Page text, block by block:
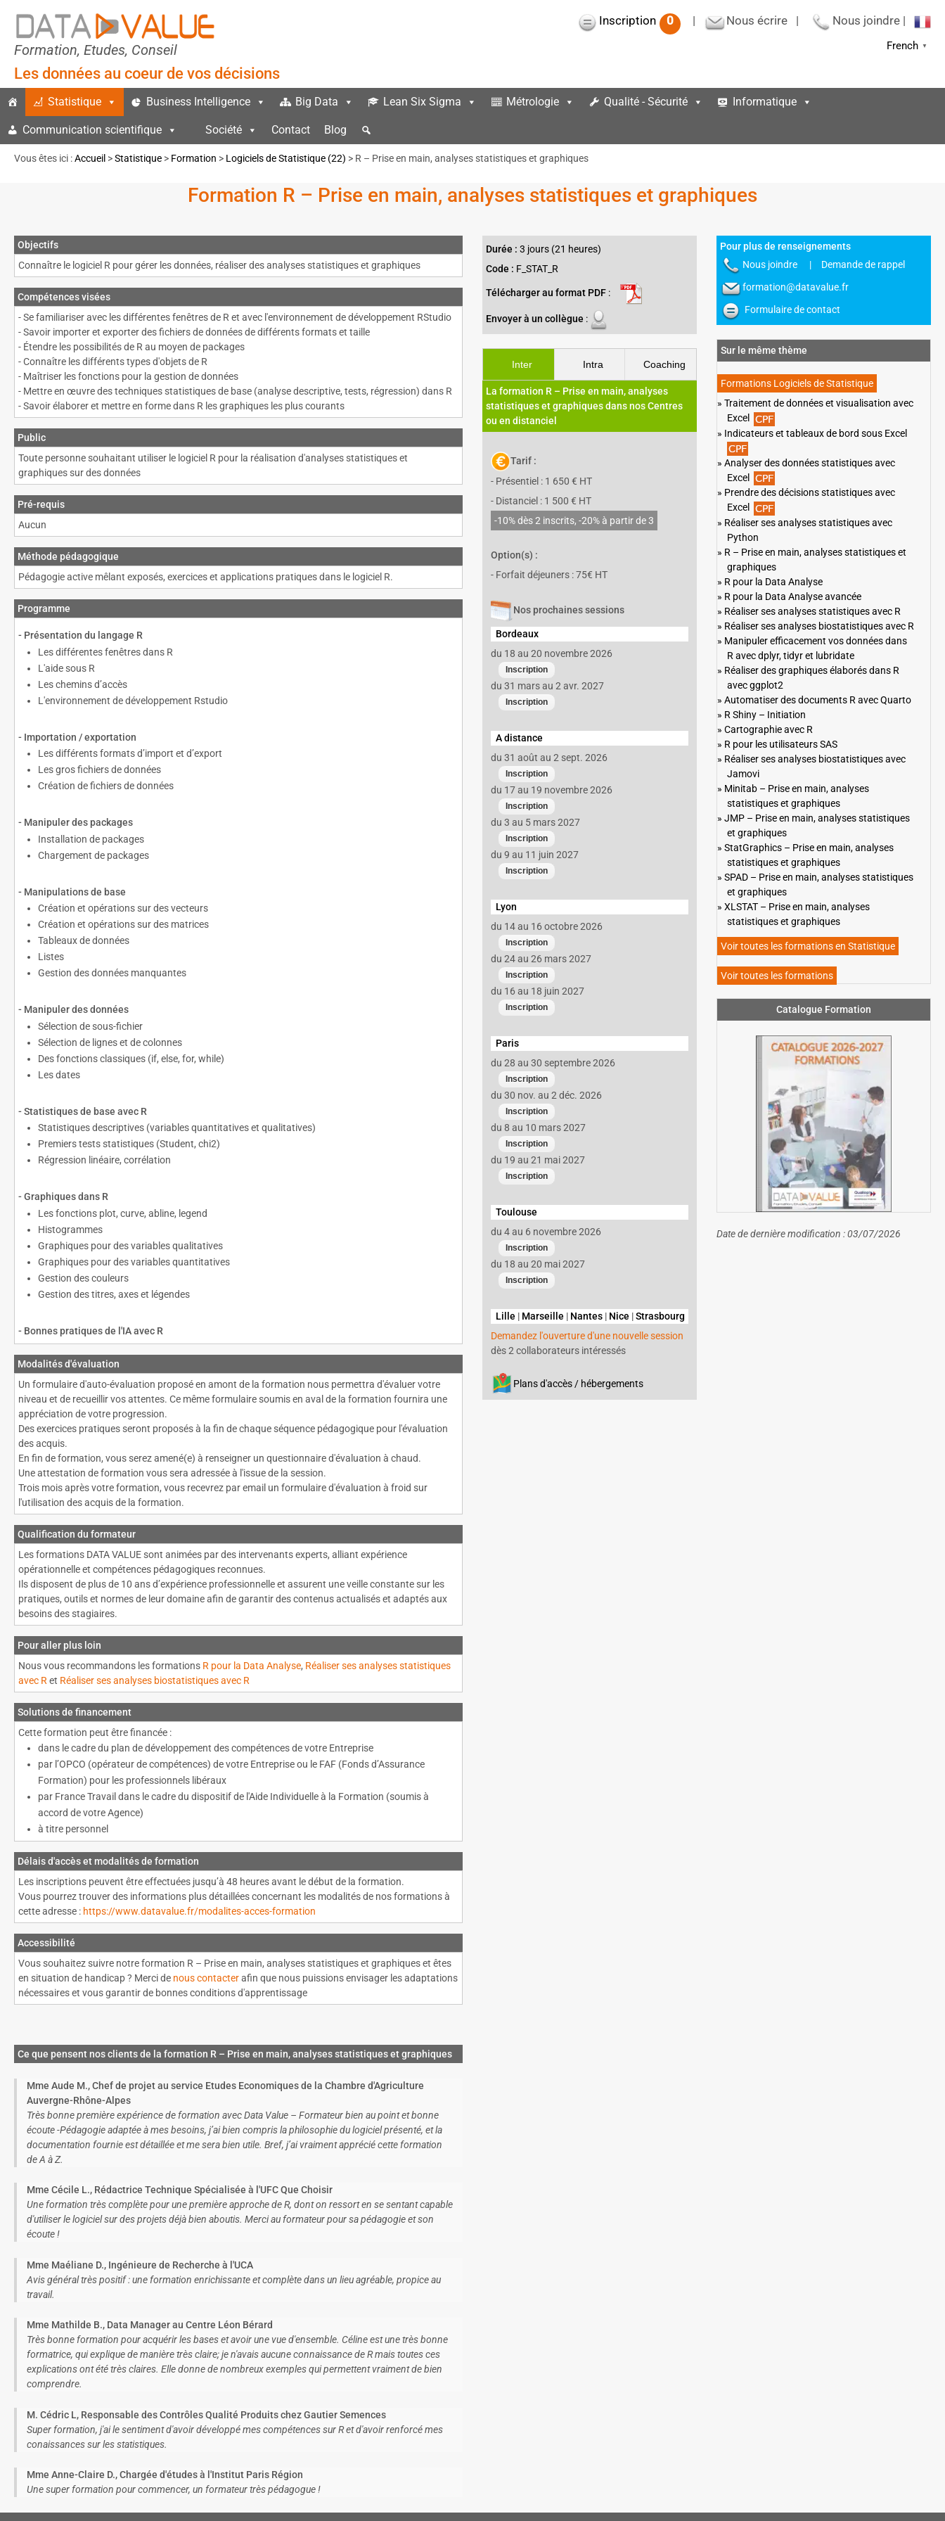
Formation, Etudes, Conseil
Les données au coeur de vos décisions
Inscription 0 | Nous écrire | Nous joindre |
French ▼
Statistique Business Intelligence Big Data Lean Six Sigma Métrologie Qualité - Sécurité Informatique
Communication scientifique Société Contact Blog
Vous êtes ici :Accueil >Statistique > Formation > Logiciels de Statistique (22) > R – Prise en main, analyses statistiques et graphiques
Formation R – Prise en main, analyses statistiques et graphiques
Objectifs
Connaître le logiciel R pour gérer les données, réaliser des analyses statistiques et graphiques
Compétences visées
- Se familiariser avec les différentes fenêtres de R et avec l'environnement de développement RStudio
- Savoir importer et exporter des fichiers de données de différents formats et taille
- Étendre les possibilités de R au moyen de packages
- Connaître les différents types d'objets de R
- Maîtriser les fonctions pour la gestion de données
- Mettre en œuvre des techniques statistiques de base (analyse descriptive, tests, régression) dans R
- Savoir élaborer et mettre en forme dans R les graphiques les plus courants
Public
Toute personne souhaitant utiliser le logiciel R pour la réalisation d'analyses statistiques et
graphiques sur des données
Pré-requis
Aucun
Méthode pédagogique
Pédagogie active mêlant exposés, exercices et applications pratiques dans le logiciel R.
Programme
- Présentation du langage R
Les différentes fenêtres dans R
L'aide sous R
Les chemins d’accès
L'environnement de développement Rstudio
- Importation / exportation
Les différents formats d’import et d’export
Les gros fichiers de données
Création de fichiers de données
- Manipuler des packages
Installation de packages
Chargement de packages
- Manipulations de base
Création et opérations sur des vecteurs
Création et opérations sur des matrices
Tableaux de données
Listes
Gestion des données manquantes
- Manipuler des données
Sélection de sous-fichier
Sélection de lignes et de colonnes
Des fonctions classiques (if, else, for, while)
Les dates
- Statistiques de base avec R
Statistiques descriptives (variables quantitatives et qualitatives)
Premiers tests statistiques (Student, chi2)
Régression linéaire, corrélation
- Graphiques dans R
Les fonctions plot, curve, abline, legend
Histogrammes
Graphiques pour des variables qualitatives
Graphiques pour des variables quantitatives
Gestion des couleurs
Gestion des titres, axes et légendes
- Bonnes pratiques de l'IA avec R
Modalités d'évaluation
Un formulaire d'auto-évaluation proposé en amont de la formation nous permettra d'évaluer votre
niveau et de recueillir vos attentes. Ce même formulaire soumis en aval de la formation fournira une
appréciation de votre progression.
Des exercices pratiques seront proposés à la fin de chaque séquence pédagogique pour l'évaluation
des acquis.
En fin de formation, vous serez amené(e) à renseigner un questionnaire d'évaluation à chaud.
Une attestation de formation vous sera adressée à l'issue de la session.
Trois mois après votre formation, vous recevrez par email un formulaire d'évaluation à froid sur
l'utilisation des acquis de la formation.
Qualification du formateur
Les formations DATA VALUE sont animées par des intervenants experts, alliant expérience
opérationnelle et compétences pédagogiques reconnues.
Ils disposent de plus de 10 ans d’expérience professionnelle et assurent une veille constante sur les
pratiques, outils et normes de leur domaine afin de garantir des contenus actualisés et adaptés aux
besoins des stagiaires.
Pour aller plus loin
Nous vous recommandons les formations R pour la Data Analyse, Réaliser ses analyses statistiques
avec R et Réaliser ses analyses biostatistiques avec R
Solutions de financement
Cette formation peut être financée :
dans le cadre du plan de développement des compétences de votre Entreprise
par l’OPCO (opérateur de compétences) de votre Entreprise ou le FAF (Fonds d’Assurance
Formation) pour les professionnels libéraux
par France Travail dans le cadre du dispositif de l'Aide Individuelle à la Formation (soumis à
accord de votre Agence)
à titre personnel
Délais d'accès et modalités de formation
Les inscriptions peuvent être effectuées jusqu’à 48 heures avant le début de la formation.
Vous pourrez trouver des informations plus détaillées concernant les modalités de nos formations à
cette adresse : https://www.datavalue.fr/modalites-acces-formation
Accessibilité
Vous souhaitez suivre notre formation R – Prise en main, analyses statistiques et graphiques et êtes
en situation de handicap ? Merci de nous contacterafin que nous puissions envisager les adaptations
nécessaires et vous garantir de bonnes conditions d'apprentissage
Ce que pensent nos clients de la formation R – Prise en main, analyses statistiques et graphiques
Mme Aude M., Chef de projet au service Etudes Economiques de la Chambre d'Agriculture
Auvergne-Rhône-Alpes
Très bonne première expérience de formation avec Data Value – Formateur bien au point et bonne
écoute -Pédagogie adaptée à mes besoins, j’ai bien compris la philosophie du logiciel présenté, et la
documentation fournie est détaillée et me sera bien utile. Bref, j’ai vraiment apprécié cette formation
de A à Z.
Mme Cécile L., Rédactrice Technique Spécialisée à l'UFC Que Choisir
Une formation très complète pour une première approche de R, dont on ressort en se sentant capable
d'utiliser le logiciel sur des projets déjà bien aboutis. Merci au formateur pour sa pédagogie et son
écoute !
Mme Maéliane D., Ingénieure de Recherche à l'UCA
Avis général très positif : une formation enrichissante et complète dans un lieu agréable, propice au
travail.
Mme Mathilde B., Data Manager au Centre Léon Bérard
Très bonne formation pour acquérir les bases et avoir une vue d'ensemble. Céline est une très bonne
formatrice, qui explique de manière très claire; je n'avais aucune connaissance de R mais toutes ces
explications ont été très claires. Elle donne de nombreux exemples qui permettent vraiment de bien
comprendre.
M. Cédric L, Responsable des Contrôles Qualité Produits chez Gautier Semences
Super formation, j'ai le sentiment d'avoir développé mes compétences sur R et d'avoir renforcé mes
conaissances sur les statistiques.
Mme Anne-Claire D., Chargée d'études à l'Institut Paris Région
Une super formation pour commencer, un formateur très pédagogue !
Durée : 3 jours (21 heures)
Code : F_STAT_R
Télécharger au format PDF:
Envoyer à un collègue :
Inter Intra Coaching
La formation R – Prise en main, analyses
statistiques et graphiques dans nos Centres
ou en distanciel
Tarif :
- Présentiel : 1 650 € HT
- Distanciel : 1 500 € HT
-10% dès 2 inscrits, -20% à partir de 3
Option(s) :
- Forfait déjeuners : 75€ HT
Nos prochaines sessions
Bordeaux
du 18 au 20 novembre 2026
du 31 mars au 2 avr. 2027
A distance
du 31 août au 2 sept. 2026
du 17 au 19 novembre 2026
du 3 au 5 mars 2027
du 9 au 11 juin 2027
Lyon
du 14 au 16 octobre 2026
du 24 au 26 mars 2027
du 16 au 18 juin 2027
Paris
du 28 au 30 septembre 2026
du 30 nov. au 2 déc. 2026
du 8 au 10 mars 2027
du 19 au 21 mai 2027
Toulouse
du 4 au 6 novembre 2026
du 18 au 20 mai 2027
Lille | Marseille | Nantes| Nice |Strasbourg
Demandez l'ouverture d'une nouvelle session
dès 2 collaborateurs intéressés
Plans d'accès / hébergements
Pour plus de renseignements
Nous joindre| Demande de rappel
formation@datavalue.fr
Formulaire de contact
Sur le même thème
Formations Logiciels de Statistique
Traitement de données et visualisation avec
Excel
Indicateurs et tableaux de bord sous Excel
Analyser des données statistiques avec
Excel
Prendre des décisions statistiques avec
Excel
Réaliser ses analyses statistiques avec
Python
R – Prise en main, analyses statistiques et
graphiques
R pour la Data Analyse
R pour la Data Analyse avancée
Réaliser ses analyses statistiques avec R
Réaliser ses analyses biostatistiques avec R
Manipuler efficacement vos données dans
R avec dplyr, tidyr et lubridate
Réaliser des graphiques élaborés dans R
avec ggplot2
Automatiser des documents R avec Quarto
R Shiny – Initiation
Cartographie avec R
R pour les utilisateurs SAS
Réaliser ses analyses biostatistiques avec
Jamovi
Minitab – Prise en main, analyses
statistiques et graphiques
JMP – Prise en main, analyses statistiques
et graphiques
StatGraphics – Prise en main, analyses
statistiques et graphiques
SPAD – Prise en main, analyses statistiques
et graphiques
XLSTAT – Prise en main, analyses
statistiques et graphiques
Voir toutes les formations en Statistique
Voir toutes les formations
Catalogue Formation
Date de dernière modification : 03/07/2026